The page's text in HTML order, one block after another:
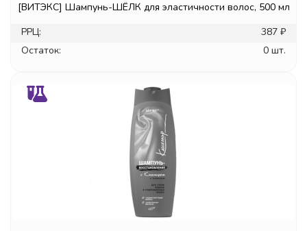
[ВИТЭКС] Шампунь-ШЁЛК для эластичности волос, 500 мл
РРЦ:
387 ₽
Остаток:
0 шт.